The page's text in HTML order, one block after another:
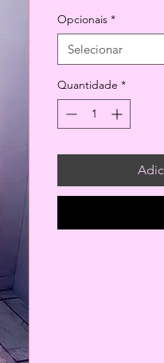
Opcionais *
Selecionar
Quantidade *